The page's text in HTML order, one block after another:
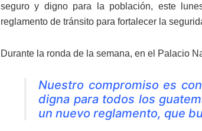
seguro y digno para la población, este
reglamento de tránsito para fortalecer la
Durante la ronda de la semana, en el Palacio
Nuestro compromiso es
digna para todos los
un nuevo reglamento, que